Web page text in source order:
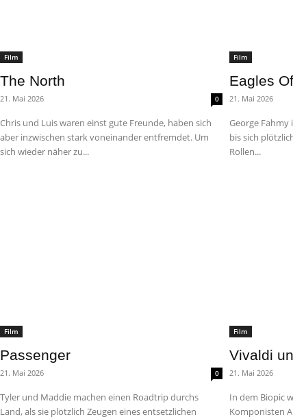
Film
The North
21. Mai 2026 0
Chris und Luis waren einst gute Freunde, haben sich
aber inzwischen stark voneinander entfremdet. Um
sich wieder näher zu...
Film
Eagles
21. Mai 2026
George
bis sich
Rollen...
Film
Passenger
21. Mai 2026 0
Tyler und Maddie machen einen Roadtrip durchs
Land, als sie plötzlich Zeugen eines entsetzlichen
Film
Vivaldi
21. Mai 2026
In dem Biopic
Komponisten